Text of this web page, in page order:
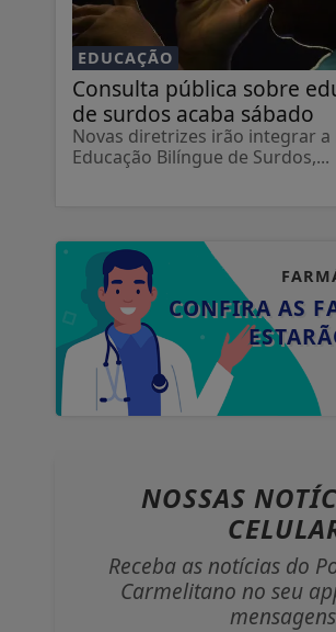
EDUCAÇÃO
Consulta pública sobre
de surdos acaba sábado
Novas diretrizes irão integrar a
Educação Bilíngue de Surdos,...
CONFIRA AS
NOSSAS
Receba as notícias do
Carmelitano no seu